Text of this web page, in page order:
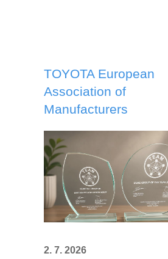
TOYOTA European
Association of
Manufacturers
2. 7. 2026